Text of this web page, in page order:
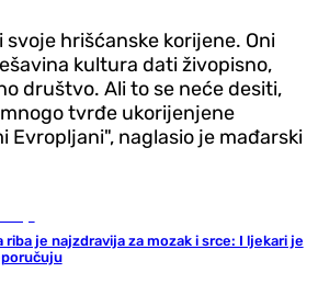
svoje hrišćanske korijene. Oni
kultura dati živopisno,
društvo. Ali to se neće desiti,
tvrđe ukorijenjene
Evropljani", naglasio je mađarski
riba je najzdravija za mozak i srce: I ljekari je